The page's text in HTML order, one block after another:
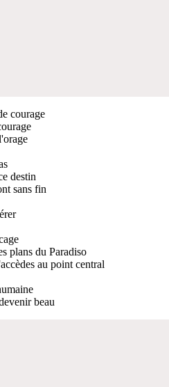
courage
destin
sans fin
plans du Paradiso
au point central
beau